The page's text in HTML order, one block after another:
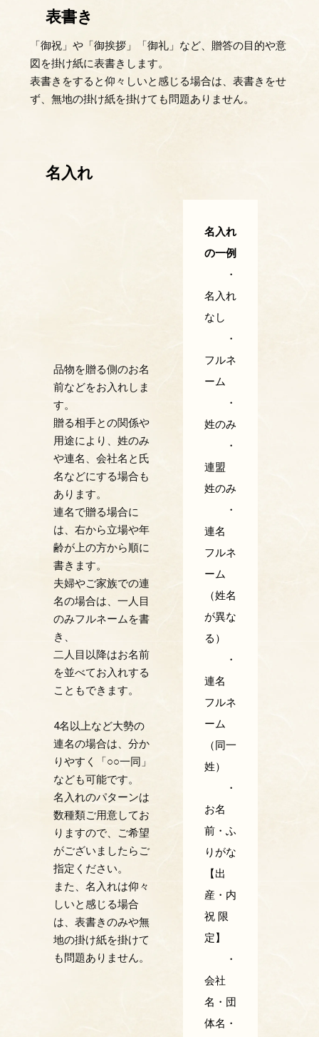
表書き
「御祝」や「御挨拶」「御礼」など、贈答の目的や意
図を掛け紙に表書きします。
表書きをすると仰々しいと感じる場合は、表書きをせ
ず、無地の掛け紙を掛けても問題ありません。
名入れ
品物を贈る側のお名
前などをお入れしま
す。
贈る相手との関係や
用途により、姓のみ
や連名、会社名と氏
名などにする場合も
あります。
連名で贈る場合に
は、右から立場や年
齢が上の方から順に
書きます。
夫婦やご家族での連
名の場合は、一人目
のみフルネームを書
き、
二人目以降はお名前
を並べてお入れする
こともできます。
4名以上など大勢の
連名の場合は、分か
りやすく「○○一同」
なども可能です。
名入れのパターンは
数種類ご用意してお
りますので、ご希望
がございましたらご
指定ください。
また、名入れは仰々
しいと感じる場合
は、表書きのみや無
地の掛け紙を掛けて
も問題ありません。
名入れ
の一例
・
名入れ
なし
・
フルネ
ーム
・
姓のみ
・
連盟
姓のみ
・
連名
フルネ
ーム
（姓名
が異な
る）
・
連名
フルネ
ーム
（同一
姓）
・
お名
前・ふ
りがな
【出
産・内
祝 限
定】
・
会社
名・団
体名・